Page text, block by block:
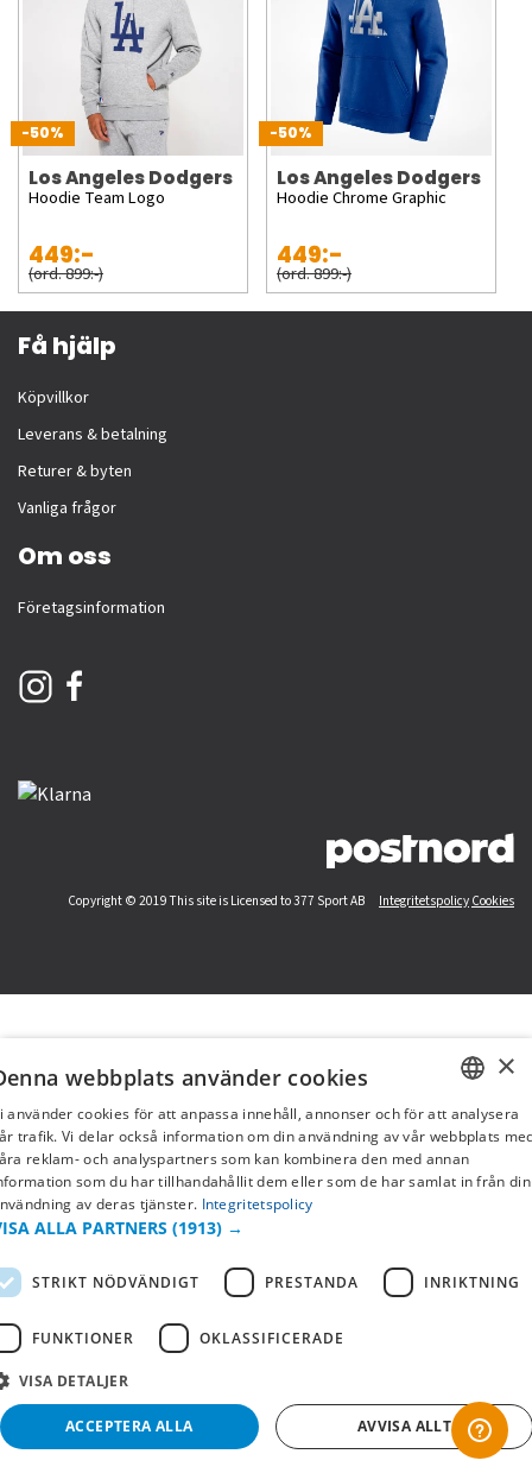
-50%
Los Angeles Dodgers
Hoodie Team Logo
449:-
(ord. 899:-)
-50%
Los Angeles Dodgers
Hoodie Chrome Graphic
449:-
(ord. 899:-)
Få hjälp
Köpvillkor
Leverans & betalning
Returer & byten
Vanliga frågor
Om oss
Företagsinformation
Copyright © 2019 This site is Licensed to 377 Sport AB Integritetspolicy Cookies
SWEDISH
FI
×
webbplats använder cookies
använder cookies för att anpassa innehåll, annonser och för att analysera
trafik. Vi delar också information om din användning av vår webbplats
reklam- och analyspartners som kan kombinera den med annan
som du har tillhandahållit dem eller som de har samlat in från din
av deras tjänster. Integritetspolicy
ALLA PARTNERS (1913) →
STRIKT NÖDVÄNDIGT PRESTANDA INRIKTNING
FUNKTIONER OKLASSIFICERADE
VISA DETALJER
ACCEPTERA ALLA AVVISA ALLT